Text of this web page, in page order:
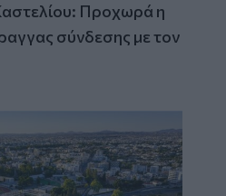
Προχωρά η
σύνδεσης με τον